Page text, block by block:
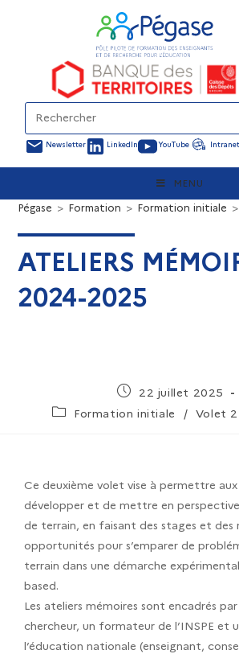
Newsletter LinkedIn YouTube Intranet
MENU
ATELIERS
2024-2025
Pégase > Formation > Formation initiale >
22 juillet 2025
Formation initiale
/ Volet
Ce deuxième volet vise à permettre
développer et de mettre en perspective
de terrain, en faisant des stages et des
opportunités pour s’emparer de
terrain dans une démarche
based.
Les ateliers mémoires sont encadrés
chercheur, un formateur de l’INSPE et
l’éducation nationale (enseignant,